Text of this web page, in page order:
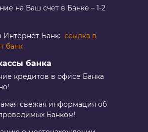
на Ваш счет в Банке – 1-2
Интернет-Банк: ссылка в
банк
банка
кредитов в офисе Банка
свежая информация об
Банком!